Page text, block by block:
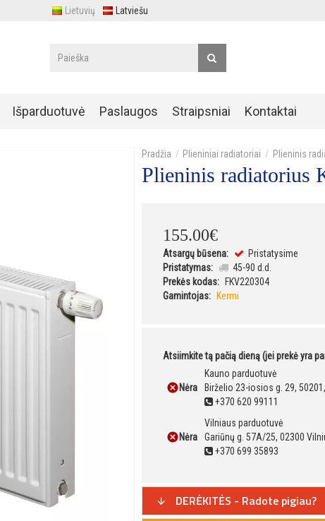
Lietuvių Latviešu
Išparduotuvė Paslaugos Straipsniai Kontaktai
Plieniniai radiatoriai Plieninis
Plieninis radiatorius
155.00€
Atsargų būsena:
Pristatysime
Pristatymas:
45-90 d.d.
Prekės kodas:
FKV220304
Gamintojas:
Kermi
Atsiimkite tą pačią dieną (jei prekė yra
Nėra
Kauno parduotuvė
Birželio 23-iosios g. 29,
+370 620 99111
Nėra
Vilniaus parduotuvė
Gariūnų g. 57A/25, 02300
+370 699 35893
DERĖKITĖS - Radote pigiau?